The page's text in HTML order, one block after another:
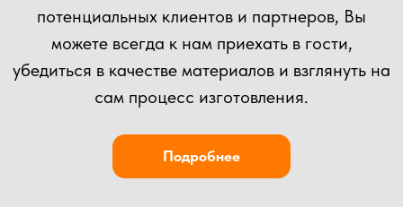
ОСТАВЬТЕ ЗАЯВКУ
НА КОНСУЛЬТАЦИЮ